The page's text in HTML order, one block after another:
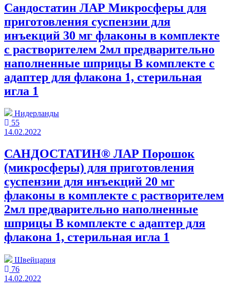
Сандостатин ЛАР Микросферы для
приготовления суспензии для
инъекций 30 мг флаконы в комплекте
с растворителем 2мл предварительно
наполненные шприцы В комплекте с
адаптер для флакона 1, стерильная
игла 1
Нидерланды
55
14.02.2022
САНДОСТАТИН® ЛАР Порошок
(микросферы) для приготовления
суспензии для инъекций 20 мг
флаконы в комплекте с растворителем
2мл предварительно наполненные
шприцы В комплекте с адаптер для
флакона 1, стерильная игла 1
Швейцария
76
14.02.2022